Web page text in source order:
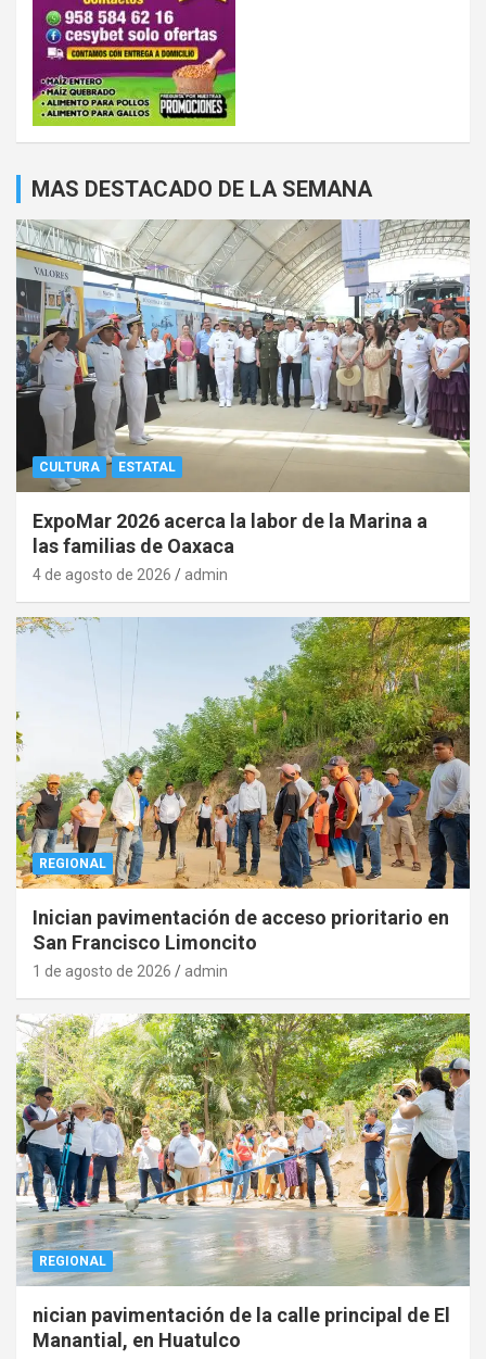
MAS DESTACADO DE LA SEMANA
CULTURA ESTATAL
ExpoMar 2026 acerca la labor de la Marina a
las familias de Oaxaca
4 de agosto de 2026 admin
REGIONAL
Inician pavimentación de acceso prioritario en
San Francisco Limoncito
1 de agosto de 2026 admin
REGIONAL
nician pavimentación de la calle principal de El
Manantial, en Huatulco